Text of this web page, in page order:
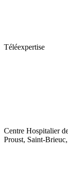
Téléexpertise
Centre Hospitalier
Proust, Saint-